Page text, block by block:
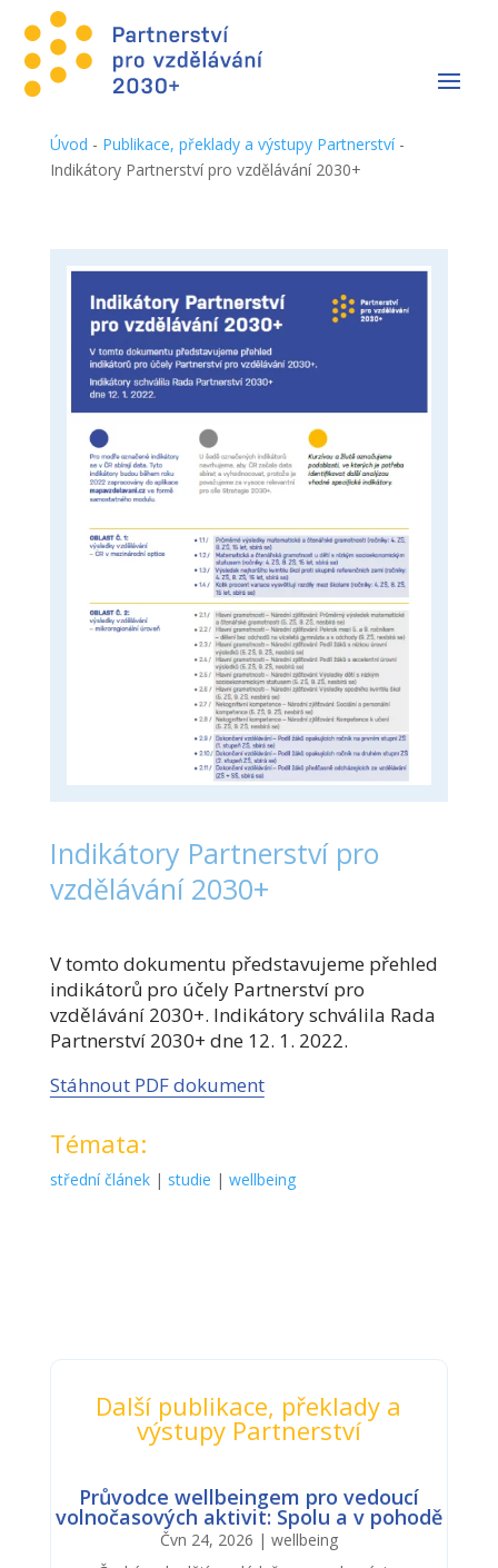
Úvod - Publikace, překlady a výstupy Partnerství-
Indikátory Partnerství pro vzdělávání 2030+
Indikátory Partnerství pro
vzdělávání 2030+
V tomto dokumentu představujeme přehled
indikátorů pro účely Partnerství pro
vzdělávání 2030+. Indikátory schválila Rada
Partnerství 2030+ dne 12. 1. 2022.
Stáhnout PDF dokument
Témata:
střední článek| studie | wellbeing
Další publikace, překlady a
výstupy Partnerství
Průvodce wellbeingem pro vedoucí
volnočasových aktivit: Spolu a v pohodě
Čvn 24, 2026 | wellbeing